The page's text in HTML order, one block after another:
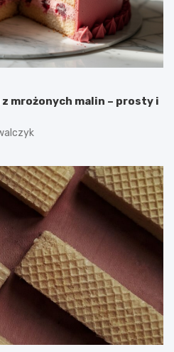
mrożonych malin – prosty i